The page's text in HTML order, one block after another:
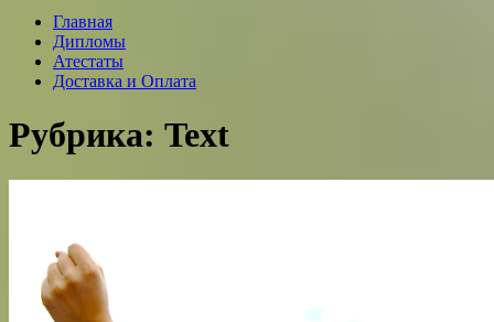
Главная
Дипломы
Атестаты
Доставка и Оплата
Рубрика: Text